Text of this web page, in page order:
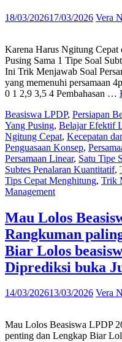
18/03/202617/03/2026 Vera
Karena Harus Ngitung Cepat
Pusing Sama 1 Tipe Soal
Ini Trik Menjawab Soal
yang memenuhi persamaan
0 1 2,9 3,5 4 Pembahasan …
Beasiswa LPDP, Persiapan
Yang Pusing, Belajar Efektif
Ngitung Cepat, Kecepatan
Penguasaan Konsep,
Persamaan Linear, Satu Tipe
Subtes Penalaran Kuantitatif,
Tips Cepat Menghitung, Trik
Management
Mau Lolos
Rangkuman
Biar Lolos
Diprediksi buka
14/03/202613/03/2026 Vera
Mau Lolos Beasiswa LPDP
penting dan Lengkap Biar